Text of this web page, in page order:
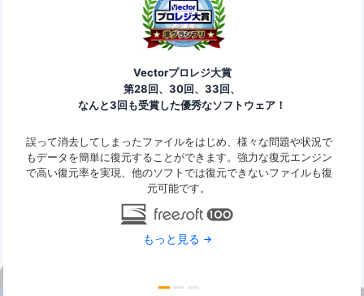
Vectorプロレジ大賞
第28回、30回、33回、
なんと3回も受賞した優秀なソフトウェア！
誤って消去してしまったファイルをはじめ、様々な問題や状況で
もデータを簡単に復元することができます。強力な復元エンジン
で高い復元率を実現、他のソフトでは復元できないファイルも復
元可能です。
もっと見る